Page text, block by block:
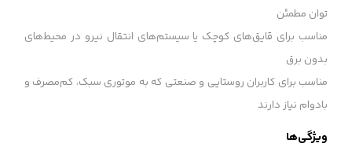
توان مطمئن
مناسب برای قایق‌های کوچک یا سیستم‌های انتقال نیرو در محیط‌های
بدون برق
مناسب برای کاربران روستایی و صنعتی که به موتوری سبک، کم‌مصرف و
بادوام نیاز دارند
ویژگی‌ها